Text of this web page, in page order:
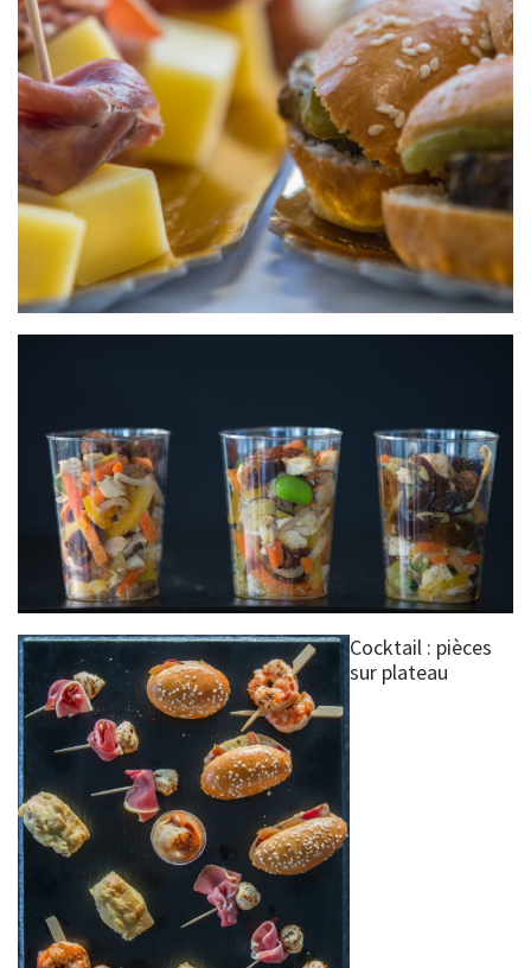
Cocktail : pièces
sur plateau